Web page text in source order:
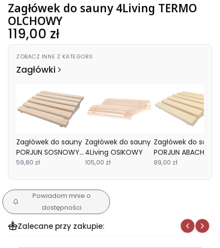
Zagłówek do sauny 4Living TERMO
OLCHOWY
Cena
119,00 zł
ZOBACZ INNE Z KATEGORII
Zagłówki
Zagłówek do sauny
PORJUN SOSNOWY
Profilowany 6
59,80 zł
Zagłówek do sauny
4Living OSIKOWY
105,00 zł
Zagłówek do sauny
PORJUN ABACHI
Profilowany 6
89,00 zł
Powiadom mnie o
dostępności
Zalecane przy zakupie: